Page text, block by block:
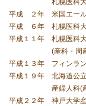
札幌医科大学附
平成 ２年 米国エール
平成 ６年 札幌医科大
平成１１年 札幌医科
(産科・周産期科
平成１３年 フィンラ
平成１９年 北海道公
産婦人科(産科・
平成２２年 神戸大学